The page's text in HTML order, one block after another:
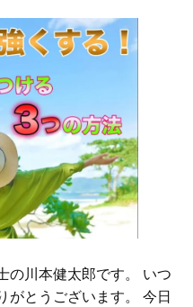
ら
う
の川本健太郎です。 いつ
がとうございます。 今日